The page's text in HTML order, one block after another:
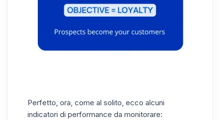
Perfetto, ora, come al solito, ecco alcuni
indicatori di performance da monitorare: